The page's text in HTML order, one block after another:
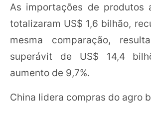
As importações de produtos
totalizaram US$ 1,6 bilhão,
mesma comparação,
superávit de US$ 14,4
aumento de 9,7%.
China lidera compras do agro